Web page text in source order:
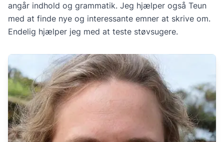
angår indhold og grammatik. Jeg hjælper også Teun
med at finde nye og interessante emner at skrive om.
Endelig hjælper jeg med at teste støvsugere.